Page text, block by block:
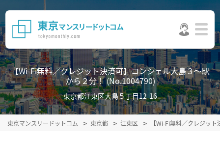
【Wi-Fi無料／クレジット決済可】コンシェル大島３～駅
から２分！ (No.1004790)
東京都江東区大島５丁目12-16
東京マンスリードットコム 東京都 江東区 【Wi-Fi無料／クレジッ